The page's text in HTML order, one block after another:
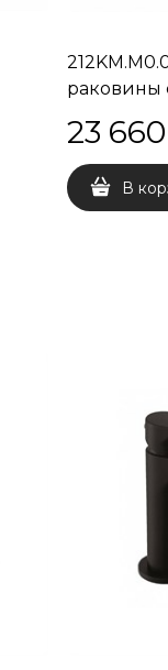
раковины
23 660
В